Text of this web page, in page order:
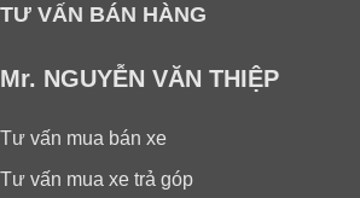
TƯ VẤN BÁN HÀNG
Mr. NGUYỄN VĂN THIỆP
Tư vấn mua bán xe
Tư vấn mua xe trả góp